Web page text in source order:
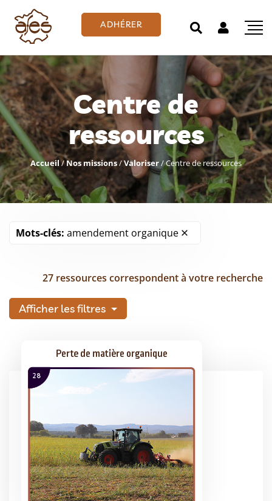
ADHÉRER
Centre de
ressources
Accueil/Nos missions/Valoriser/Centre de ressources
Mots-clés: amendement organique
27 ressources correspondent à votre recherche
Afficher les filtres